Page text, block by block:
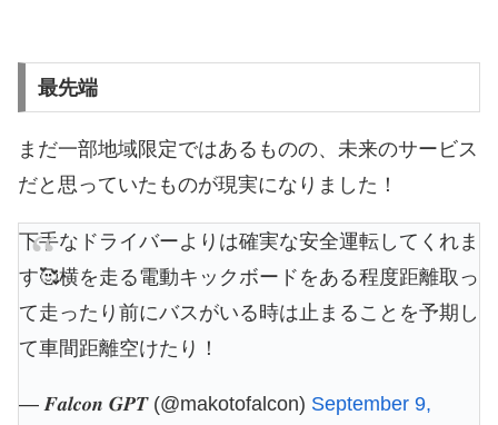
最先端
まだ一部地域限定ではあるものの、未来のサービス
だと思っていたものが現実になりました！
下手なドライバーよりは確実な安全運転してくれま
す🥰横を走る電動キックボードをある程度距離取っ
て走ったり前にバスがいる時は止まることを予期し
て車間距離空けたり！
— 𝑭𝒂𝒍𝒄𝒐𝒏 𝑮𝑷𝑻 (@makotofalcon) September 9,